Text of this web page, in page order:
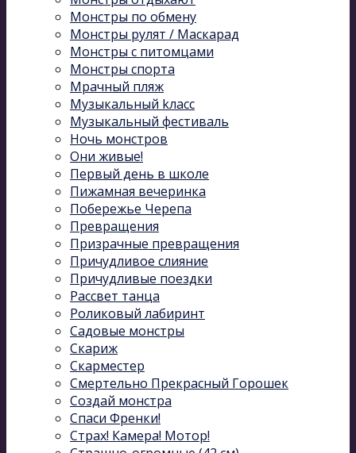
Монстры по обмену
Монстры рулят / Маскарад
Монстры с питомцами
Монстры спорта
Мрачный пляж
Музыкальный kласс
Музыкальный фестиваль
Ночь монстров
Они живые!
Первый день в школе
Пижамная вечеринка
Побережье Черепа
Превращения
Призрачные превращения
Причудливое слияние
Причудливые поездки
Рассвет танца
Роликовый лабиринт
Садовые монстры
Скариж
Скарместер
Смертельно Прекрасный Горошек
Создай монстра
Спаси Френки!
Страх! Камера! Мотор!